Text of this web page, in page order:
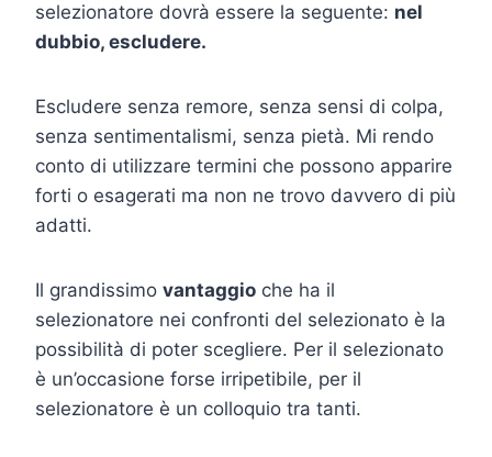
selezionatore dovrà essere la seguente: nel
dubbio, escludere.
Escludere senza remore, senza sensi di colpa,
senza sentimentalismi, senza pietà. Mi rendo
conto di utilizzare termini che possono apparire
forti o esagerati ma non ne trovo davvero di più
adatti.
Il grandissimo vantaggio che ha il
selezionatore nei confronti del selezionato è la
possibilità di poter scegliere. Per il selezionato
è un’occasione forse irripetibile, per il
selezionatore è un colloquio tra tanti.